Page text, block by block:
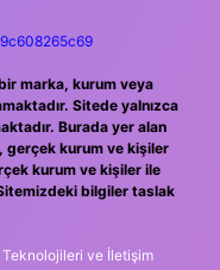
marka, kurum veya
Sitede yalnızca
Burada yer alan
gerçek kurum ve kişiler
kurum ve kişiler ile
bilgiler taslak
Teknolojileri ve İletişim